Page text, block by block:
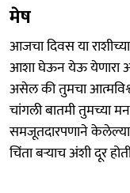
मेष
आजचा दिवस या
आशा घेऊन येऊ येणारा
असेल की तुमचा
चांगली बातमी तुमच्या
समजूतदारपणाने केलेल्या
चिंता बऱ्याच अंशी दूर